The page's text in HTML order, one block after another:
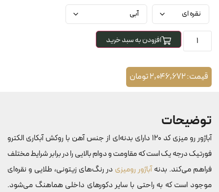
افزودن به سبد خرید
قیمت:2,046,672تومان
توضیحات
آباژور رو میزی کد 120 دارای بدنه‌ای از جنس آهن با روکش آبکاری الکترو
فورتیک درجه یک است که مقاومت و دوام بالایی را در برابر شرایط مختلف
فراهم می‌کند. بدنهآباژور رومیزی در رنگ‌های زیتونی، طلایی و نقره‌ای
موجود است که به راحتی با سایر دکورهای داخلی هماهنگ می‌شود.